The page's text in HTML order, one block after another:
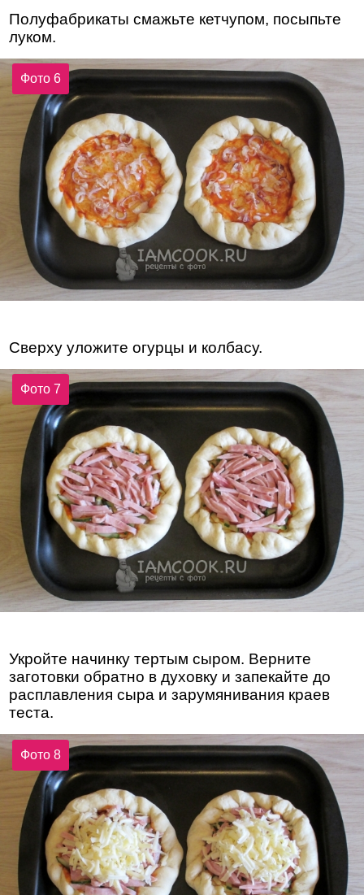
Полуфабрикаты смажьте кетчупом, посыпьте
луком.
Фото 6
Сверху уложите огурцы и колбасу.
Фото 7
Укройте начинку тертым сыром. Верните
заготовки обратно в духовку и запекайте до
расплавления сыра и зарумянивания краев
теста.
Фото 8